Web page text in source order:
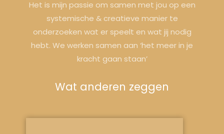
Het is mijn passie om samen met jou op een
systemische & creatieve manier te
onderzoeken wat er speelt en wat jij nodig
hebt. We werken samen aan ‘het meer in je
kracht gaan staan’
Wat anderen zeggen